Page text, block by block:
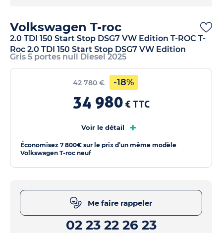
Volkswagen T-roc
2.0 TDI 150 Start Stop DSG7 VW Edition T-ROC T-
Roc 2.0 TDI 150 Start Stop DSG7 VW Edition
Gris 5 portes null Diesel 2025
42 780 € -18%
34 980 € TTC
Voir le détail +
Économisez 7 800€ sur le prix d’un même modèle
Volkswagen T-roc neuf
Me faire rappeler
02 23 22 26 23